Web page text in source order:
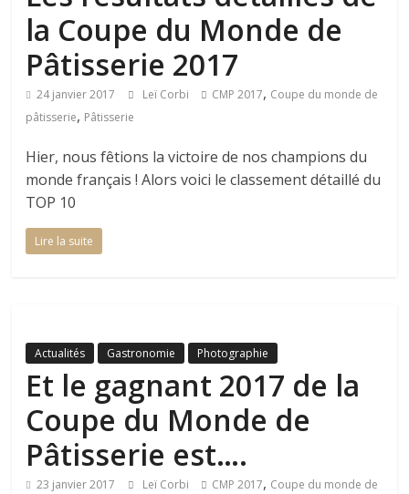
la Coupe du Monde de
Pâtisserie 2017
24 janvier 2017 Leï Corbi CMP 2017, Coupe du monde de
pâtisserie, Pâtisserie
Hier, nous fêtions la victoire de nos champions du
monde français ! Alors voici le classement détaillé du
TOP 10
Lire la suite
Actualités Gastronomie Photographie
Et le gagnant 2017 de la
Coupe du Monde de
Pâtisserie est….
23 janvier 2017 Leï Corbi CMP 2017, Coupe du monde de